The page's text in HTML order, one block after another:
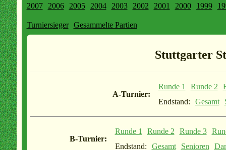
2007 2006 2005 2004 2003 2002 2001 2000 1999
Turniersieger Gesammelte Partien
Stuttgarter
A-Turnier:
Runde 1 Runde 2
Endstand:
Gesamt
B-Turnier:
Runde 1 Runde 2 Runde 3
Endstand:
Gesamt Senioren